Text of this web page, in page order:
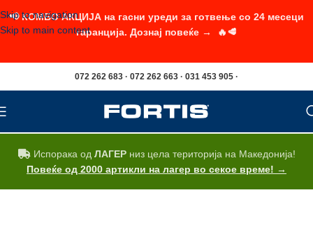
Skip to navigation
Skip to main content
072 262 683 · 072 262 663 · 031 453 905 ·
Испорака од ЛАГЕРниз цела територија на Македонија!
Повеќе од 2000 артикли на лагер во секое време! →
📢 КОМБО АКЦИЈА на гасни уреди за готвење со 24 месеци
гаранција. Дознај повеќе → 🔥🥩